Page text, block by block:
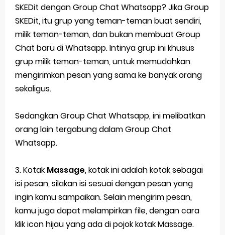
SKEDit dengan Group Chat Whatsapp? Jika Group
SKEDit, itu grup yang teman-teman buat sendiri,
milik teman-teman, dan bukan membuat Group
Chat baru di Whatsapp. Intinya grup ini khusus
grup milik teman-teman, untuk memudahkan
mengirimkan pesan yang sama ke banyak orang
sekaligus.
Sedangkan Group Chat Whatsapp, ini melibatkan
orang lain tergabung dalam Group Chat
Whatsapp.
3. Kotak Massage, kotak ini adalah kotak sebagai
isi pesan, silakan isi sesuai dengan pesan yang
ingin kamu sampaikan. Selain mengirim pesan,
kamu juga dapat melampirkan file, dengan cara
klik icon hijau yang ada di pojok kotak Massage.